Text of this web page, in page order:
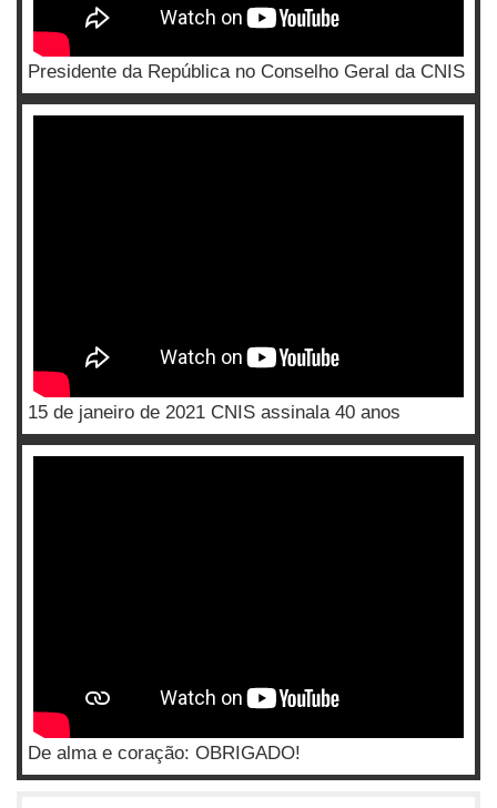
Presidente da República no Conselho Geral da CNIS
15 de janeiro de 2021 CNIS assinala 40 anos
De alma e coração: OBRIGADO!